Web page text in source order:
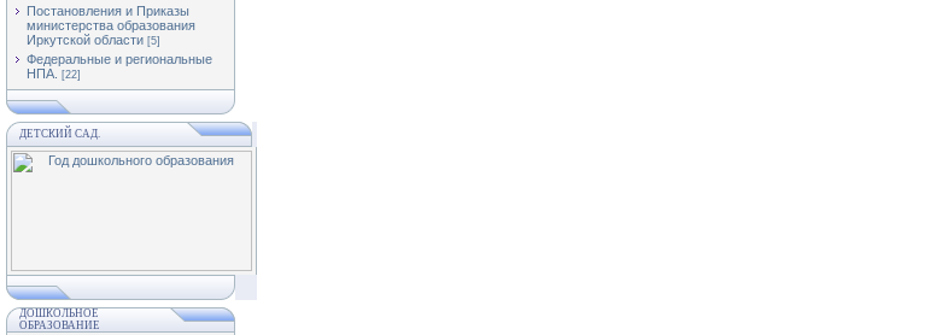
Постановления и Приказы
министерства образования
Иркутской области [5]
Федеральные и региональные
НПА.
[22]
ДЕТСКИЙ САД.
ДОШКОЛЬНОЕ
ОБРАЗОВАНИЕ